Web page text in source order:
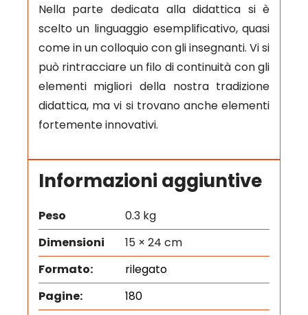
Nella parte dedicata alla didattica si è
scelto un linguaggio esemplificativo, quasi
come in un colloquio con gli insegnanti. Vi si
può rintracciare un filo di continuità con gli
elementi migliori della nostra tradizione
didattica, ma vi si trovano anche elementi
fortemente innovativi.
Informazioni aggiuntive
Peso
0.3 kg
Dimensioni
15 × 24 cm
Formato:
rilegato
Pagine:
180